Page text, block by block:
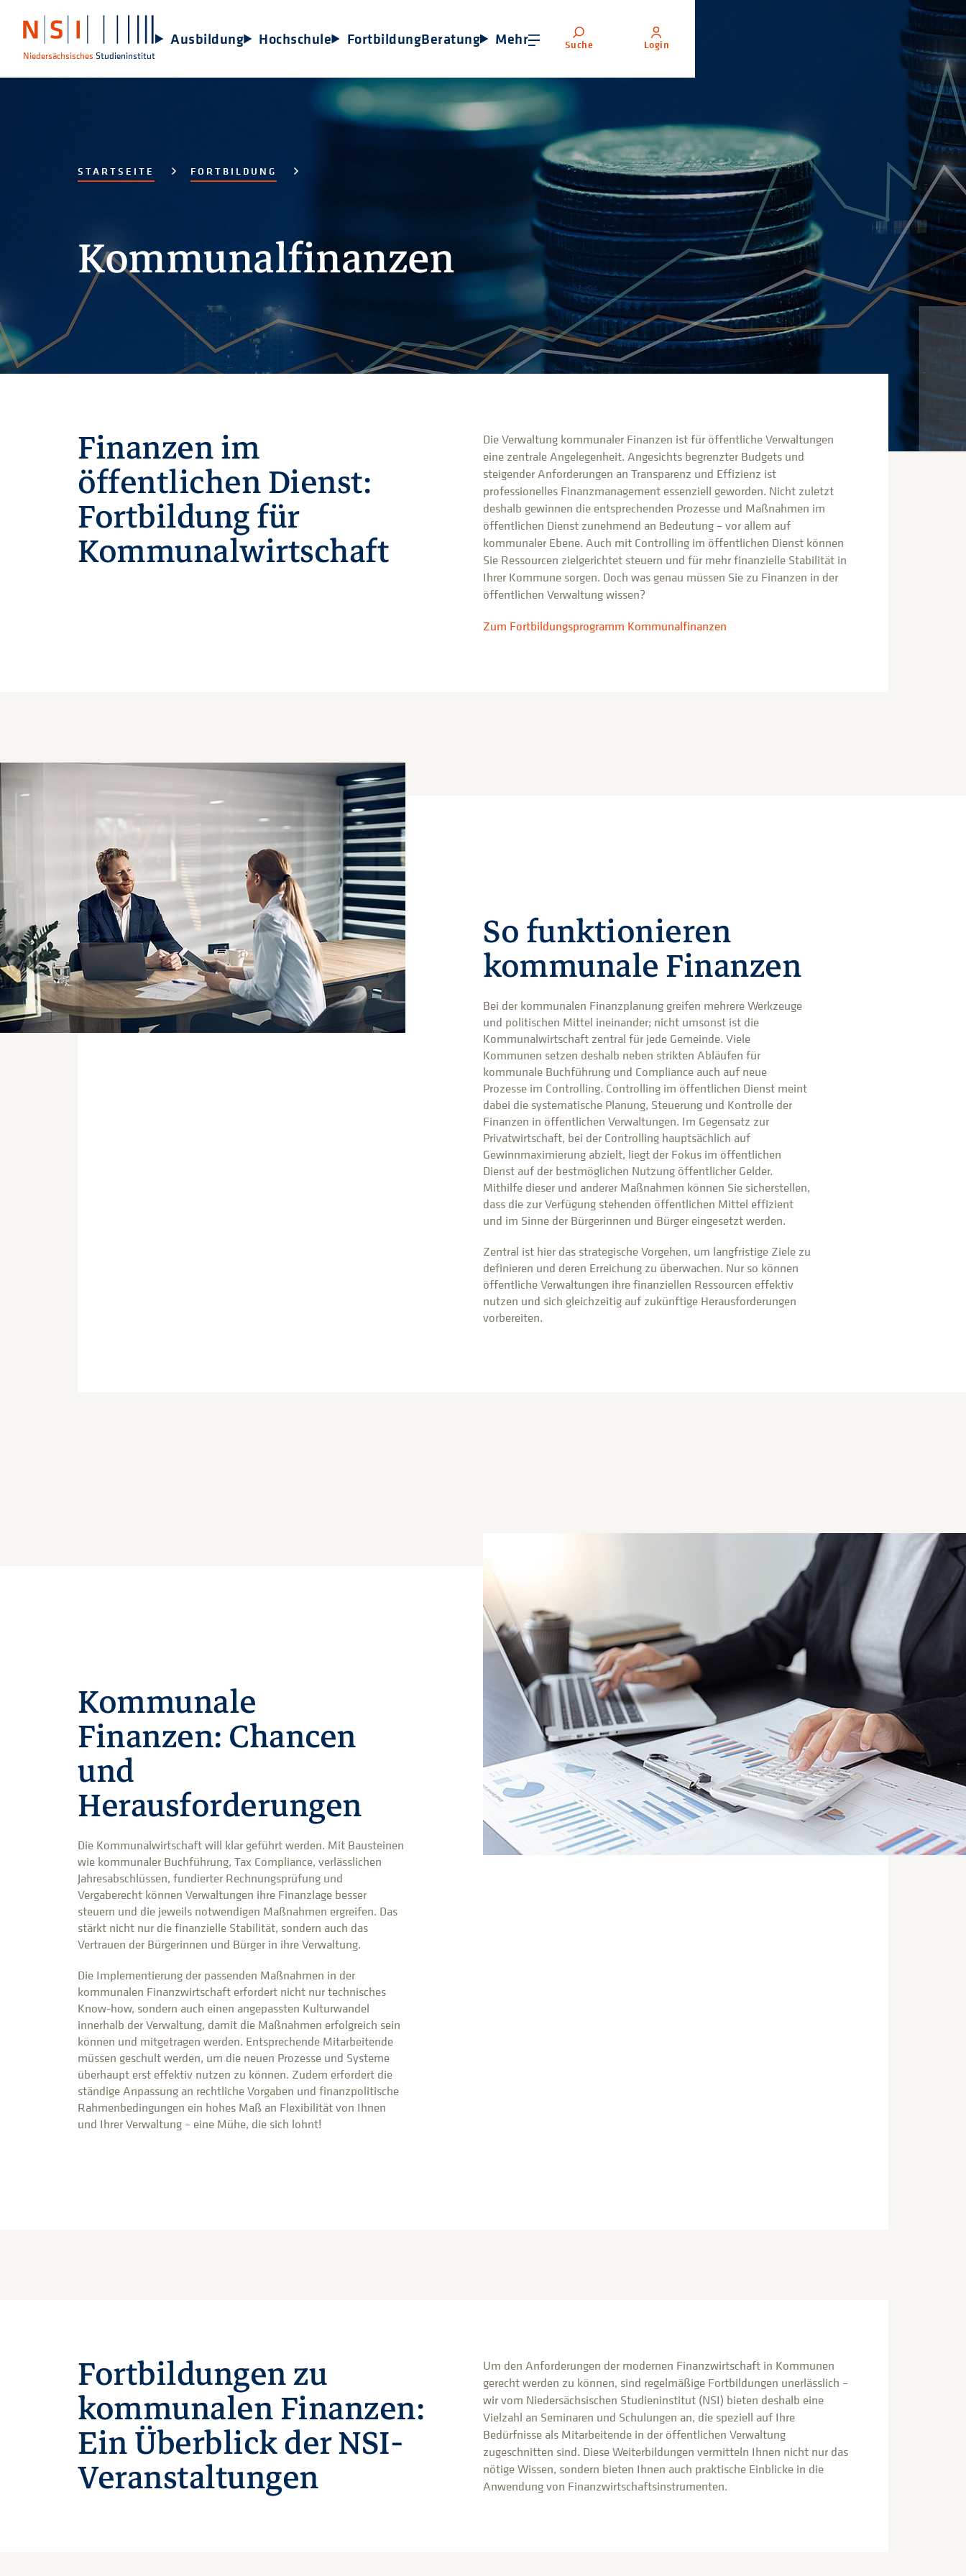
Niedersächsisches Studieninstitut
Ausbildung Hochschule FortbildungBeratung Mehr Suche Login
STARTSEITE FORTBILDUNG
Kommunalfinanzen
Finanzen im
öffentlichen Dienst:
Fortbildung für
Kommunalwirtschaft
Die Verwaltung kommunaler Finanzen ist für öffentliche Verwaltungen
eine zentrale Angelegenheit. Angesichts begrenzter Budgets und
steigender Anforderungen an Transparenz und Effizienz ist
professionelles Finanzmanagement essenziell geworden. Nicht zuletzt
deshalb gewinnen die entsprechenden Prozesse und Maßnahmen im
öffentlichen Dienst zunehmend an Bedeutung – vor allem auf
kommunaler Ebene. Auch mit Controlling im öffentlichen Dienst können
Sie Ressourcen zielgerichtet steuern und für mehr finanzielle Stabilität in
Ihrer Kommune sorgen. Doch was genau müssen Sie zu Finanzen in der
öffentlichen Verwaltung wissen?
Zum Fortbildungsprogramm Kommunalfinanzen
So funktionieren
kommunale Finanzen
Bei der kommunalen Finanzplanung greifen mehrere Werkzeuge
und politischen Mittel ineinander; nicht umsonst ist die
Kommunalwirtschaft zentral für jede Gemeinde. Viele
Kommunen setzen deshalb neben strikten Abläufen für
kommunale Buchführung und Compliance auch auf neue
Prozesse im Controlling. Controlling im öffentlichen Dienst meint
dabei die systematische Planung, Steuerung und Kontrolle der
Finanzen in öffentlichen Verwaltungen. Im Gegensatz zur
Privatwirtschaft, bei der Controlling hauptsächlich auf
Gewinnmaximierung abzielt, liegt der Fokus im öffentlichen
Dienst auf der bestmöglichen Nutzung öffentlicher Gelder.
Mithilfe dieser und anderer Maßnahmen können Sie sicherstellen,
dass die zur Verfügung stehenden öffentlichen Mittel effizient
und im Sinne der Bürgerinnen und Bürger eingesetzt werden.
Zentral ist hier das strategische Vorgehen, um langfristige Ziele zu
definieren und deren Erreichung zu überwachen. Nur so können
öffentliche Verwaltungen ihre finanziellen Ressourcen effektiv
nutzen und sich gleichzeitig auf zukünftige Herausforderungen
vorbereiten.
Kommunale
Finanzen: Chancen
und
Herausforderungen
Die Kommunalwirtschaft will klar geführt werden. Mit Bausteinen
wie kommunaler Buchführung, Tax Compliance, verlässlichen
Jahresabschlüssen, fundierter Rechnungsprüfung und
Vergaberecht können Verwaltungen ihre Finanzlage besser
steuern und die jeweils notwendigen Maßnahmen ergreifen. Das
stärkt nicht nur die finanzielle Stabilität, sondern auch das
Vertrauen der Bürgerinnen und Bürger in ihre Verwaltung.
Die Implementierung der passenden Maßnahmen in der
kommunalen Finanzwirtschaft erfordert nicht nur technisches
Know-how, sondern auch einen angepassten Kulturwandel
innerhalb der Verwaltung, damit die Maßnahmen erfolgreich sein
können und mitgetragen werden. Entsprechende Mitarbeitende
müssen geschult werden, um die neuen Prozesse und Systeme
überhaupt erst effektiv nutzen zu können. Zudem erfordert die
ständige Anpassung an rechtliche Vorgaben und finanzpolitische
Rahmenbedingungen ein hohes Maß an Flexibilität von Ihnen
und Ihrer Verwaltung – eine Mühe, die sich lohnt!
Fortbildungen zu
kommunalen Finanzen:
Ein Überblick der NSI-
Veranstaltungen
Um den Anforderungen der modernen Finanzwirtschaft in Kommunen
gerecht werden zu können, sind regelmäßige Fortbildungen unerlässlich –
wir vom Niedersächsischen Studieninstitut (NSI) bieten deshalb eine
Vielzahl an Seminaren und Schulungen an, die speziell auf Ihre
Bedürfnisse als Mitarbeitende in der öffentlichen Verwaltung
zugeschnitten sind. Diese Weiterbildungen vermitteln Ihnen nicht nur das
nötige Wissen, sondern bieten Ihnen auch praktische Einblicke in die
Anwendung von Finanzwirtschaftsinstrumenten.